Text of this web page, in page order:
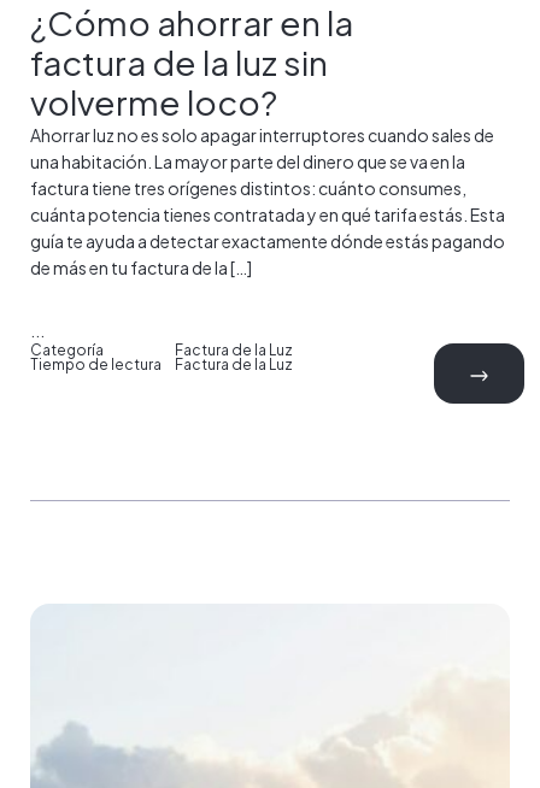
¿Cómo ahorrar en la
factura de la luz sin
volverme loco?
Ahorrar luz no es solo apagar interruptores cuando sales de
una habitación. La mayor parte del dinero que se va en la
factura tiene tres orígenes distintos: cuánto consumes,
cuánta potencia tienes contratada y en qué tarifa estás. Esta
guía te ayuda a detectar exactamente dónde estás pagando
de más en tu factura de la […]
Categoría
Factura de la Luz
Tiempo de lectura
Factura de la Luz